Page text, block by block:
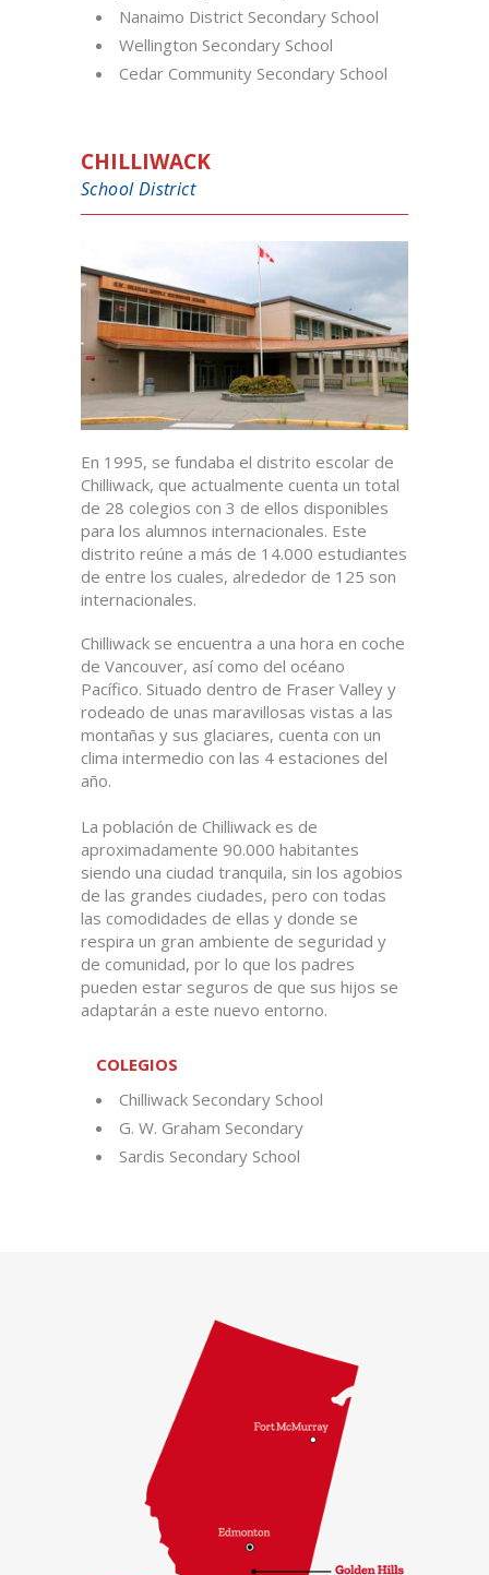
Nanaimo District Secondary School
Wellington Secondary School
Cedar Community Secondary School
CHILLIWACK
School District
En 1995, se fundaba el distrito escolar de
Chilliwack, que actualmente cuenta un total
de 28 colegios con 3 de ellos disponibles
para los alumnos internacionales. Este
distrito reúne a más de 14.000 estudiantes
de entre los cuales, alrededor de 125 son
internacionales.
Chilliwack se encuentra a una hora en coche
de Vancouver, así como del océano
Pacífico. Situado dentro de Fraser Valley y
rodeado de unas maravillosas vistas a las
montañas y sus glaciares, cuenta con un
clima intermedio con las 4 estaciones del
año.
La población de Chilliwack es de
aproximadamente 90.000 habitantes
siendo una ciudad tranquila, sin los agobios
de las grandes ciudades, pero con todas
las comodidades de ellas y donde se
respira un gran ambiente de seguridad y
de comunidad, por lo que los padres
pueden estar seguros de que sus hijos se
adaptarán a este nuevo entorno.
COLEGIOS
Chilliwack Secondary School
G. W. Graham Secondary
Sardis Secondary School